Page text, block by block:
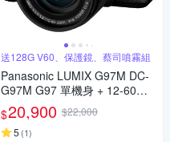
送128G V60、保護鏡、蔡司噴霧組
Panasonic LUMIX G97M DC-
G97M G97 單機身 + 12-60mm
變焦鏡組 公司貨
$20,900 $22,000
5 (1)